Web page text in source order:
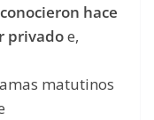
hace
privadoe,
matutinos